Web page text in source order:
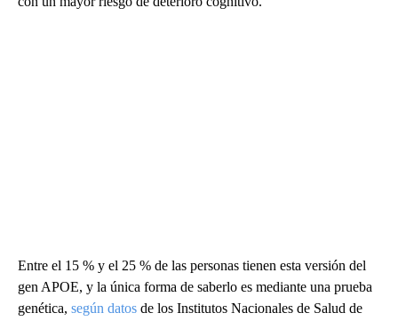
Entre el 15 % y el 25 % de las personas tienen esta versión del
gen APOE, y la única forma de saberlo es mediante una prueba
genética, según datos de los Institutos Nacionales de Salud de